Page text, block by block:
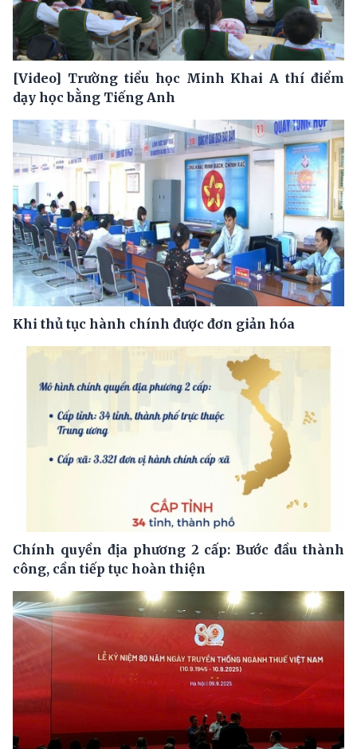
[Video] Trường tiểu học Minh Khai A thí điểm
dạy học bằng Tiếng Anh
Khi thủ tục hành chính được đơn giản hóa
Chính quyền địa phương 2 cấp: Bước đầu thành
công, cần tiếp tục hoàn thiện